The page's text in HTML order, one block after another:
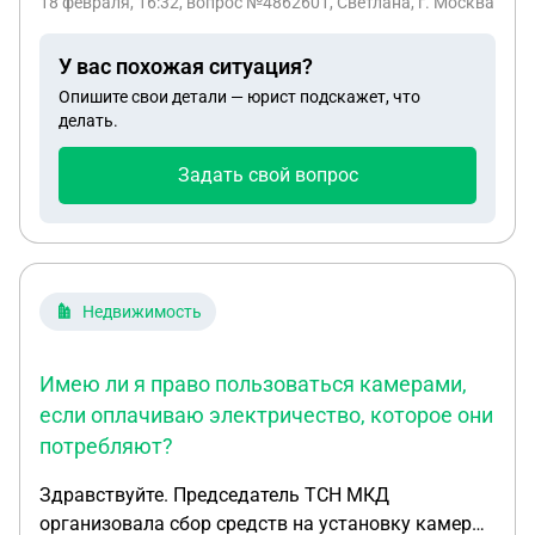
У вас похожая ситуация?
Опишите свои детали — юрист подскажет, что
делать.
Задать свой вопрос
Недвижимость
Имею ли я право пользоваться камерами,
если оплачиваю электричество, которое они
потребляют?
Здравствуйте. Председатель ТСН МКД
организовала сбор средств на установку камер